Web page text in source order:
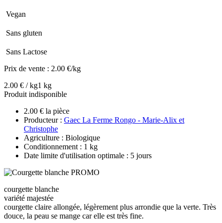
Vegan
Sans gluten
Sans Lactose
Prix de vente : 2.00 €/kg
2.00 € / kg1 kg
Produit indisponible
2.00 € la pièce
Producteur : Gaec La Ferme Rongo - Marie-Alix et
Christophe
Agriculture : Biologique
Conditionnement : 1 kg
Date limite d'utilisation optimale : 5 jours
courgette blanche
variété majestée
courgette claire allongée, légèrement plus arrondie que la verte. Très
douce, la peau se mange car elle est très fine.